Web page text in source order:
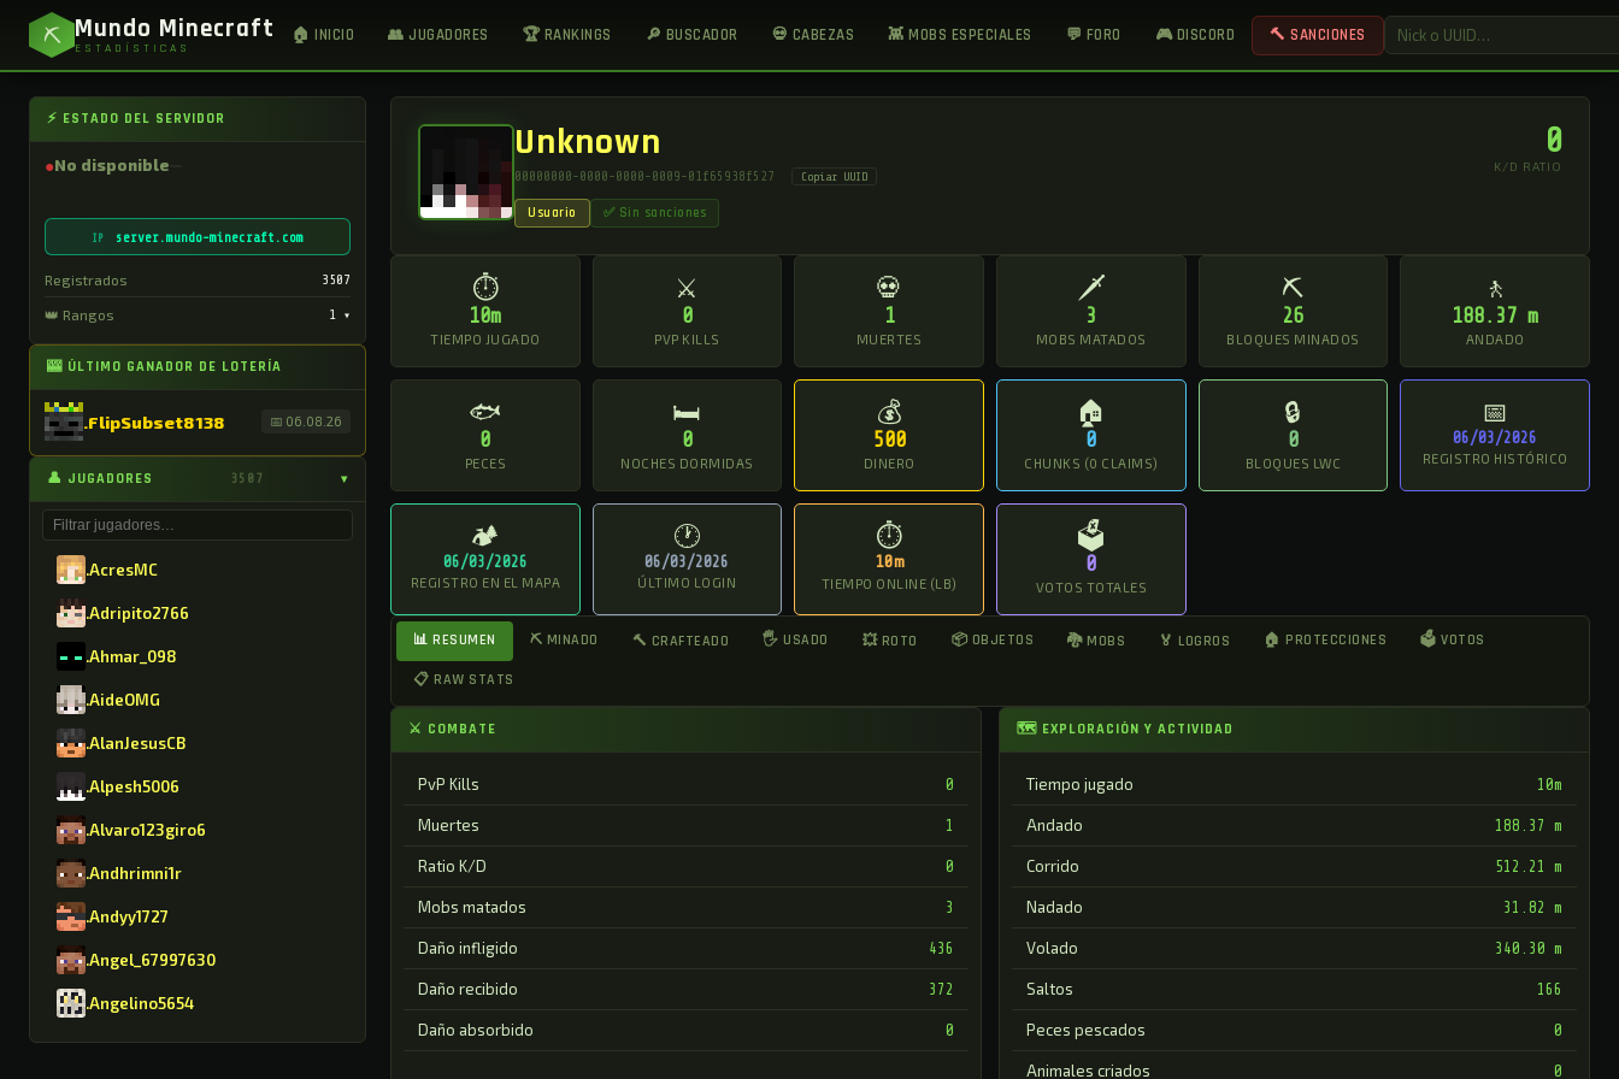
⛏ Mundo Minecraft
ESTADÍSTICAS
🏠 INICIO 👥 JUGADORES 🏆 RANKINGS 🔎 BUSCADOR 💀 CABEZAS 👾 MOBS ESPECIALES 💬 FORO 🎮 DISCORD 🔨 SANCIONES
⚡ ESTADO DEL SERVIDOR
●No disponible
IP server.mundo-minecraft.com
Registrados 3507
👑 Rangos 1 ▾
🎰 ÚLTIMO GANADOR DE LOTERÍA
.FlipSubset8138 📅 06.08.26
👤 JUGADORES 3507 ▾
.AcresMC
.Adripito2766
.Ahmar_098
.AideOMG
.AlanJesusCB
.Alpesh5006
.Alvaro123giro6
.Andhrimni1r
.Andyy1727
.Angel_67997630
.Angelino5654
.AntonioGMR8630
Unknown
00000000-0000-0000-0009-01f65938f527 Copiar UUID
Usuario ✅ Sin sanciones
0
K/D RATIO
⏱
10m
TIEMPO JUGADO
⚔
0
PVP KILLS
💀
1
MUERTES
🗡
3
MOBS MATADOS
⛏
26
BLOQUES MINADOS
🚶
188.37 m
ANDADO
🐟
0
PECES
🛏
0
NOCHES DORMIDAS
💰
500
DINERO
🏠
0
CHUNKS (0 CLAIMS)
🔒
0
BLOQUES LWC
📅
06/03/2026
REGISTRO HISTÓRICO
🏕
06/03/2026
REGISTRO EN EL MAPA
🕐
06/03/2026
ÚLTIMO LOGIN
⏱
10m
TIEMPO ONLINE (LB)
🗳
0
VOTOS TOTALES
📊 RESUMEN ⛏ MINADO 🔨 CRAFTEADO 🖐 USADO 💥 ROTO 📦 OBJETOS 🐉 MOBS 🏅 LOGROS 🏠 PROTECCIONES 🗳 VOTOS
📋 RAW STATS
⚔ COMBATE
PvP Kills 0
Muertes 1
Ratio K/D 0
Mobs matados 3
Daño infligido 436
Daño recibido 372
Daño absorbido 0
🗺 EXPLORACIÓN Y ACTIVIDAD
Tiempo jugado 10m
Andado 188.37 m
Corrido 512.21 m
Nadado 31.82 m
Volado 340.30 m
Saltos 166
Peces pescados 0
Animales criados 0